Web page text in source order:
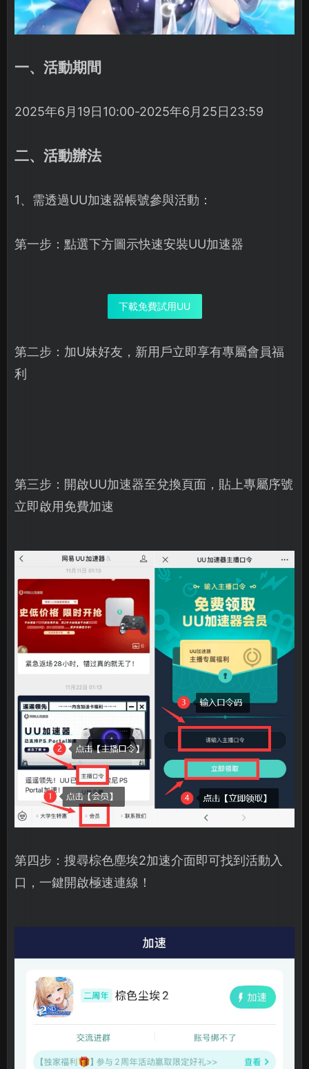
一、活動期間
2025年6月19日10:00-2025年6月25日23:59
二、活動辦法
1、需透過UU加速器帳號參與活動：
第一步：點選下方圖示快速安裝UU加速器
下載免費試用UU
第二步：加U妹好友，新用戶立即享有專屬會員福
利
第三步：開啟UU加速器至兌換頁面，貼上專屬序號
立即啟用免費加速
第四步：搜尋棕色塵埃2加速介面即可找到活動入
口，一鍵開啟極速連線！